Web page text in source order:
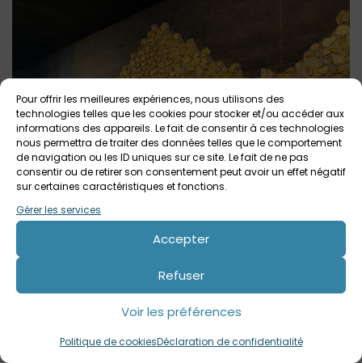
Pour offrir les meilleures expériences, nous utilisons des
technologies telles que les cookies pour stocker et/ou accéder aux
informations des appareils. Le fait de consentir à ces technologies
nous permettra de traiter des données telles que le comportement
de navigation ou les ID uniques sur ce site. Le fait de ne pas
consentir ou de retirer son consentement peut avoir un effet négatif
sur certaines caractéristiques et fonctions.
Gérer les services
Accepter
Refuser
Voir les préférences
Politique de cookiesDéclaration de confidentialité
Plus loin, notre balade alterne entre allées verdoyantes et
ombragées, et tunnels où nous retrouvons des oeuvres de
street-art. Des agrès sportifs sont à disposition sur la